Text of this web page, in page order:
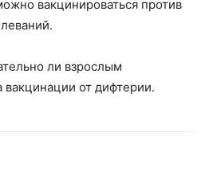
вакцинироваться против
ли взрослым
вакцинации от дифтерии.